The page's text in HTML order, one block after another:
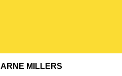
ARNE MILLERS